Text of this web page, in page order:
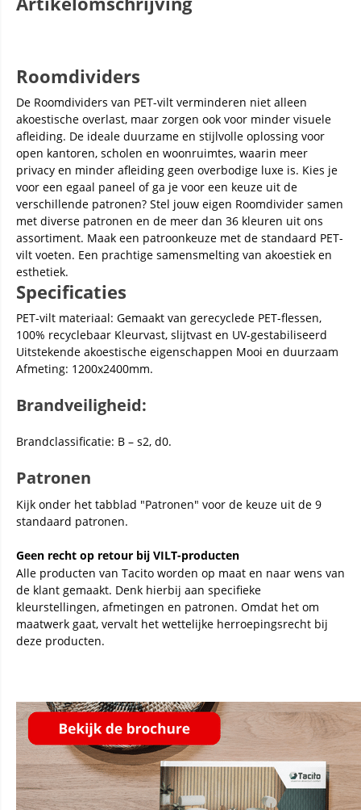
Roomdividers
De Roomdividers van PET-vilt verminderen niet alleen
akoestische overlast, maar zorgen ook voor minder visuele
afleiding. De ideale duurzame en stijlvolle oplossing voor
open kantoren, scholen en woonruimtes, waarin meer
privacy en minder afleiding geen overbodige luxe is. Kies je
voor een egaal paneel of ga je voor een keuze uit de
verschillende patronen? Stel jouw eigen Roomdivider samen
met diverse patronen en de meer dan 36 kleuren uit ons
assortiment. Maak een patroonkeuze met de standaard PET-
vilt voeten. Een prachtige samensmelting van akoestiek en
esthetiek.
Specificaties
PET-vilt materiaal: Gemaakt van gerecyclede PET-flessen,
100% recyclebaar Kleurvast, slijtvast en UV-gestabiliseerd
Uitstekende akoestische eigenschappen Mooi en duurzaam
Afmeting: 1200x2400mm.
Brandveiligheid:
Brandclassificatie: B – s2, d0.
Patronen
Kijk onder het tabblad "Patronen" voor de keuze uit de 9
standaard patronen.
Geen recht op retour bij VILT-producten
Alle producten van Tacito worden op maat en naar wens van
de klant gemaakt. Denk hierbij aan specifieke
kleurstellingen, afmetingen en patronen. Omdat het om
maatwerk gaat, vervalt het wettelijke herroepingsrecht bij
deze producten.